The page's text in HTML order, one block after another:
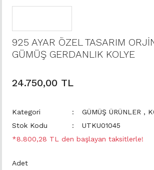
925 AYAR ÖZEL TASARIM
GÜMÜŞ GERDANLIK KOLYE
24.750,00 TL
Kategori GÜMÜŞ ÜRÜNLER ,
Stok Kodu
UTKU01045
*8.800,28 TL den başlayan taksitlerle!
Adet